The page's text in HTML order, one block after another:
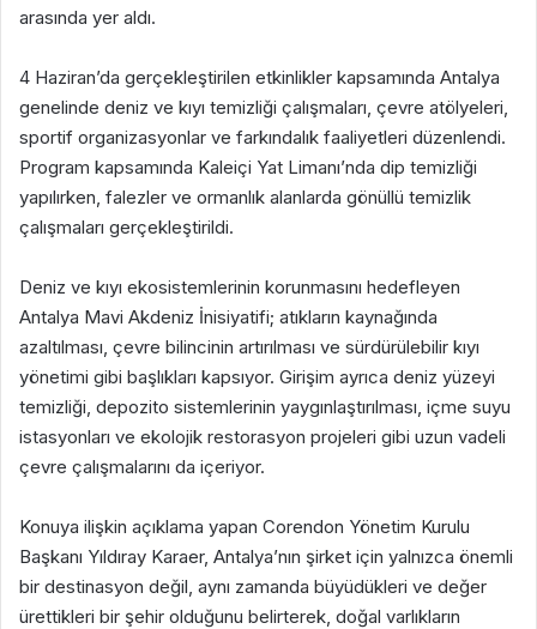
arasında yer aldı.
4 Haziran’da gerçekleştirilen etkinlikler kapsamında Antalya
genelinde deniz ve kıyı temizliği çalışmaları, çevre atölyeleri,
sportif organizasyonlar ve farkındalık faaliyetleri düzenlendi.
Program kapsamında Kaleiçi Yat Limanı’nda dip temizliği
yapılırken, falezler ve ormanlık alanlarda gönüllü temizlik
çalışmaları gerçekleştirildi.
Deniz ve kıyı ekosistemlerinin korunmasını hedefleyen
Antalya Mavi Akdeniz İnisiyatifi; atıkların kaynağında
azaltılması, çevre bilincinin artırılması ve sürdürülebilir kıyı
yönetimi gibi başlıkları kapsıyor. Girişim ayrıca deniz yüzeyi
temizliği, depozito sistemlerinin yaygınlaştırılması, içme suyu
istasyonları ve ekolojik restorasyon projeleri gibi uzun vadeli
çevre çalışmalarını da içeriyor.
Konuya ilişkin açıklama yapan Corendon Yönetim Kurulu
Başkanı Yıldıray Karaer, Antalya’nın şirket için yalnızca önemli
bir destinasyon değil, aynı zamanda büyüdükleri ve değer
ürettikleri bir şehir olduğunu belirterek, doğal varlıkların